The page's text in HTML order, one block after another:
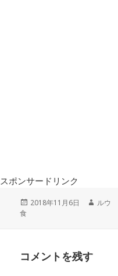
スポンサードリンク
投
2018年11月6日
作
ルウ
食
コメントを残す